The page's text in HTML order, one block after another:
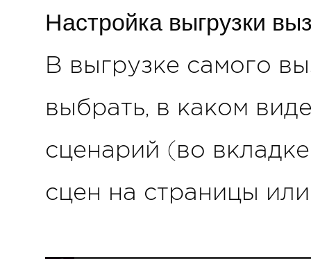
Настройка выгрузки
В выгрузке самого
выбрать, в каком
сценарий (во
сцен на страницы или